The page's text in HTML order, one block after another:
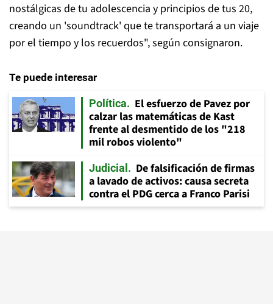
nostálgicas de tu adolescencia y principios de tus 20,
creando un 'soundtrack' que te transportará a un viaje
por el tiempo y los recuerdos", según consignaron.
Te puede interesar
Política
El esfuerzo de Pavez por
calzar las matemáticas de Kast
frente al desmentido de los "218
mil robos violento"
Judicial
De falsificación de firmas
a lavado de activos: causa secreta
contra el PDG cerca a Franco Parisi